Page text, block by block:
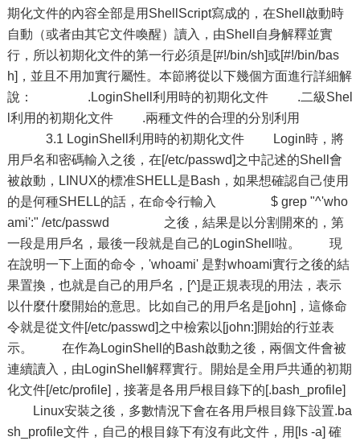
期化文件的內容全部是用ShellScript寫成的，在Shell啟動時
自動（或者由其它文件喚醒）讀入，由Shell自身解釋並實
行，所以初期化文件的第一行必須是[#!/bin/sh]或[#!/bin/bas
h]，並且不用加實行屬性。本節將從以下幾個方面進行詳細解
說： .LoginShell利用時的初期化文件 .二級Shel
l利用的初期化文件 .兩種文件的合理的分別利用
3.1 LoginShell利用時的初期化文件 Login時，將
用戶名和密碼輸入之後，在[/etc/passwd]之中記述的Shell會
被啟動，LINUX的標准SHELL是Bash，如果想確認自己使用
的是何種SHELL的話，在命令行輸入 $ grep "^'who
ami':" /etc/passwd 之後，結果是以分割開來的，第
一段是用戶名，最後一段就是自己的LoginShell啦。 現
在說明一下上面的命令，'whoami' 是對whoami實行之後的結
果置換，也就是自己的用戶名，[^]是正規表現的用法，表示
以什麼什麼開始的意思。比如自己的用戶名是[john]，這條命
令就是從文件[/etc/passwd]之中檢索以[john:]開始的行並表
示。 在作為LoginShell的Bash啟動之後，兩個文件會被
連續讀入，由LoginShell解釋實行。開始是全用戶共通的初期
化文件[/etc/profile]，接著是各用戶根目錄下的[.bash_profile]
Linux安裝之後，多數情況下會在各用戶根目錄下設置.ba
sh_profile文件，自己的根目錄下有沒有此文件，用[ls -a] 確